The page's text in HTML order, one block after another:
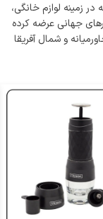
این شرکت با 40 سال سابقه در زمینه لوازم خانگی،
جهانی عرضه کرده
و شمال آفریقا